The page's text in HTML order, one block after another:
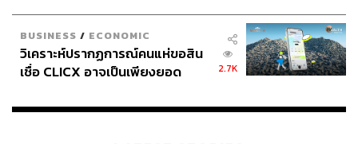
BUSINESS / ECONOMIC
วิเคราะห์ปรากฏการณ์คนแห่ขอสิน
เชื่อ CLICX อาจเป็นเพียงยอด
เรือนไทยที่ถูกซุกไว้
2.7K